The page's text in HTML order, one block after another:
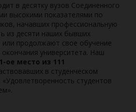
в десятку вузов Соединенного
высокими показателями по
начавших профессиональную
из десяти наших бывших
продолжают свое обучение
университета. Наш
ое место из 111
в студенческом
студентов